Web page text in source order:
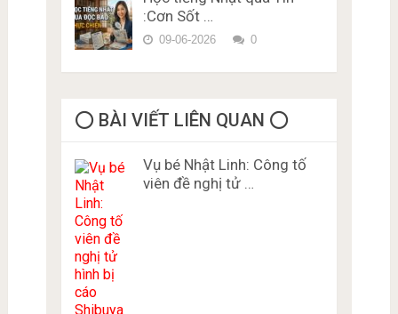
:Cơn Sốt …
09-06-2026 0
⭕️ BÀI VIẾT LIÊN QUAN ⭕️
Vụ bé Nhật Linh: Công tố
viên đề nghị tử …